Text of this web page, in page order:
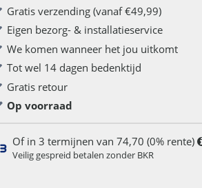
Gratis verzending (vanaf €49,99)
Eigen bezorg- & installatieservice
We komen wanneer het jou uitkomt
Tot wel 14 dagen bedenktijd
Gratis retour
Op voorraad
Of in 3 termijnen van 74,70 (0% rente)
Veilig gespreid betalen zonder BKR